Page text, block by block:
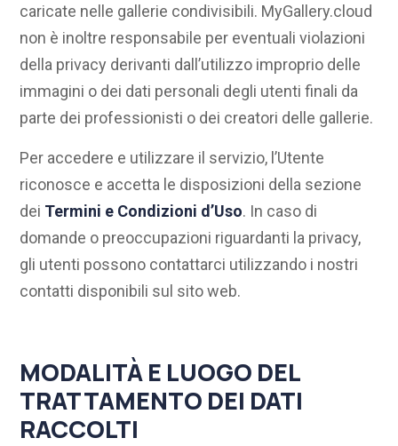
caricate nelle gallerie condivisibili. MyGallery.cloud
non è inoltre responsabile per eventuali violazioni
della privacy derivanti dall’utilizzo improprio delle
immagini o dei dati personali degli utenti finali da
parte dei professionisti o dei creatori delle gallerie.
Per accedere e utilizzare il servizio, l’Utente
riconosce e accetta le disposizioni della sezione
dei Termini e Condizioni d’Uso. In caso di
domande o preoccupazioni riguardanti la privacy,
gli utenti possono contattarci utilizzando i nostri
contatti disponibili sul sito web.
MODALITÀ E LUOGO DEL
TRATTAMENTO DEI DATI
RACCOLTI